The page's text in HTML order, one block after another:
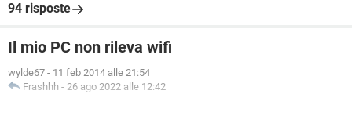
94 risposte
Il mio PC non rileva wifi
wylde67 - 11 feb 2014 alle 21:54
Frashhh - 26 ago 2022 alle 12:42